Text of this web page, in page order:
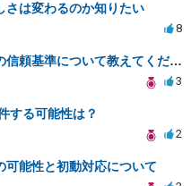
さは変わるのか知りたい
8
弁護士の意見が異なる場合の信頼基準について教えてください
3
する可能性は？
2
可能性と初動対応について